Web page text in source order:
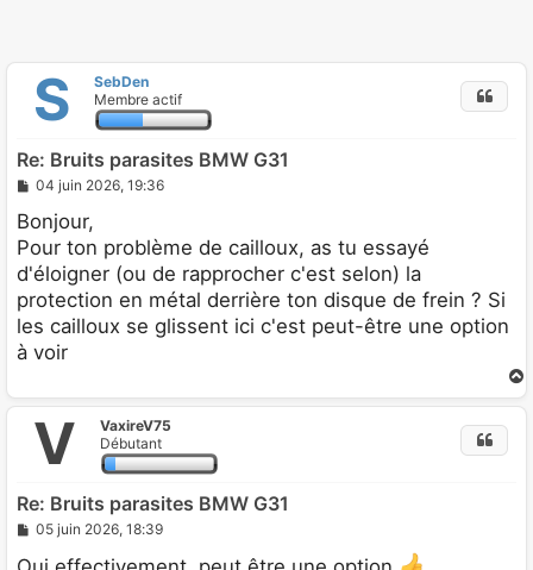
S
SebDen
Membre actif
Re: Bruits parasites BMW G31
M
s
s
a
g
e
04 juin 2026, 19:36
Bonjour,
Pour ton problème de cailloux, as tu essayé
d'éloigner (ou de rapprocher c'est selon) la
protection en métal derrière ton disque de frein ? Si
les cailloux se glissent ici c'est peut-être une option
à voir
V
VaxireV75
Débutant
Re: Bruits parasites BMW G31
M
s
05 juin 2026, 18:39